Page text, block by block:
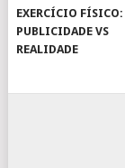
EXERCÍCIO FÍSICO:
PUBLICIDADE VS
REALIDADE